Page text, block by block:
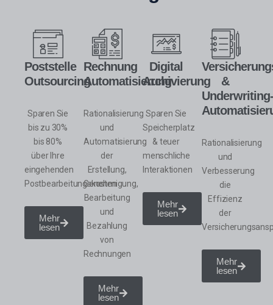
Poststelle
Outsourcing
Sparen Sie
bis zu 30%
bis 80%
über Ihre
eingehenden
Postbearbeitungskosten
Mehr
lesen
Rechnung
Automatisierung
Rationalisierung
und
Automatisierung
der
Erstellung,
Genehmigung,
Bearbeitung
und
Bezahlung
von
Rechnungen
Mehr
lesen
Digital
Archivierung
Sparen Sie
Speicherplatz
& teuer
menschliche
Interaktionen
Mehr
lesen
&
Underwriting-
Rationalisierung
und
Verbesserung
die
Effizienz
der
Mehr
lesen